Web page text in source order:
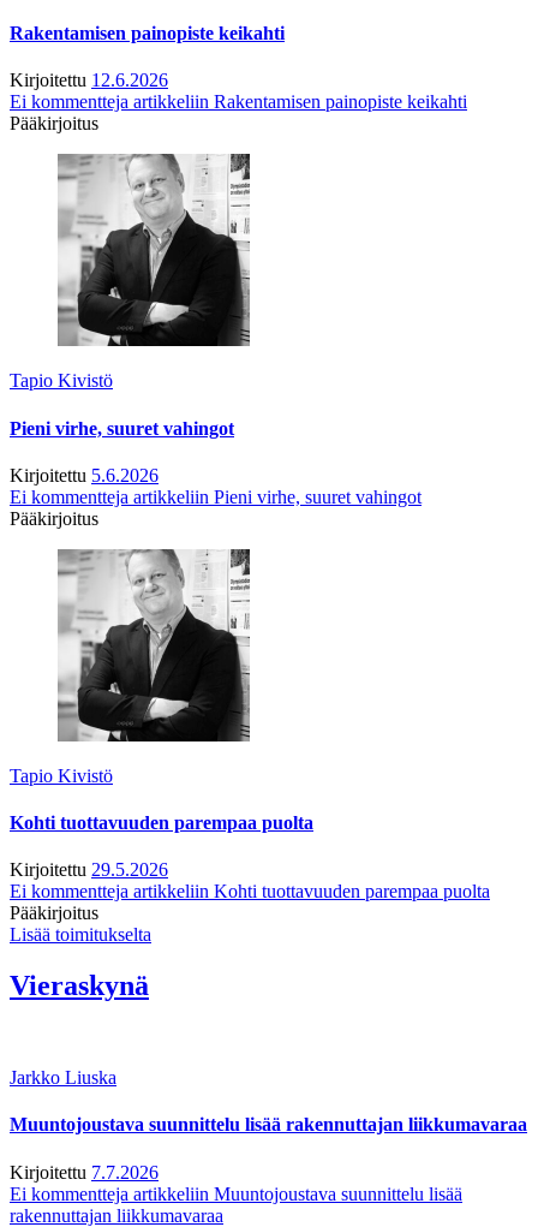
Rakentamisen painopiste keikahti
Kirjoitettu 12.6.2026
Ei kommentteja artikkeliin Rakentamisen painopiste keikahti
Pääkirjoitus
Tapio Kivistö
Pieni virhe, suuret vahingot
Kirjoitettu 5.6.2026
Ei kommentteja artikkeliin Pieni virhe, suuret vahingot
Pääkirjoitus
Tapio Kivistö
Kohti tuottavuuden parempaa puolta
Kirjoitettu 29.5.2026
Ei kommentteja artikkeliin Kohti tuottavuuden parempaa puolta
Pääkirjoitus
Lisää toimitukselta
Vieraskynä
Jarkko Liuska
Muuntojoustava suunnittelu lisää rakennuttajan liikkumavaraa
Kirjoitettu 7.7.2026
Ei kommentteja artikkeliin Muuntojoustava suunnittelu lisää
rakennuttajan liikkumavaraa